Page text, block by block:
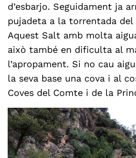
d’esbarjo. Seguidament ja
pujadeta a la torrentada del
Aquest Salt amb molta
això també en dificulta al
l’apropament. Si no cau
la seva base una cova i al
Coves del Comte i de la